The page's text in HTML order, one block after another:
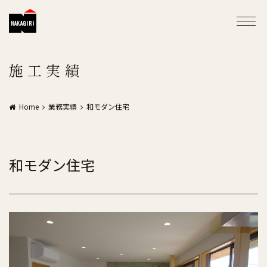
施工実績
Home 業務実績 和モダン住宅
和モダン住宅